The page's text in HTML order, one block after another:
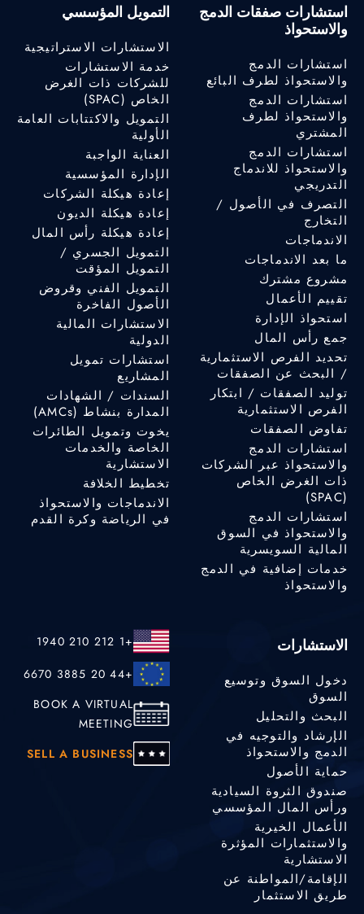
استشارات صفقات الدمج
والاستحواذ
استشارات الدمج
والاستحواذ لطرف البائع
استشارات الدمج
والاستحواذ لطرف
المشتري
استشارات الدمج
والاستحواذ للاندماج
التدريجي
التصرف في الأصول /
التخارج
الاندماجات
ما بعد الاندماجات
مشروع مشترك
تقييم الأعمال
استحواذ الإدارة
جمع رأس المال
تحديد الفرص الاستثمارية
/ البحث عن الصفقات
توليد الصفقات / ابتكار
الفرص الاستثمارية
تفاوض الصفقات
استشارات الدمج
والاستحواذ عبر الشركات
ذات الغرض الخاص
(SPAC)
استشارات الدمج
والاستحواذ في السوق
المالية السويسرية
خدمات إضافية في الدمج
والاستحواذ
التمويل المؤسسي
الاستشارات الاستراتيجية
خدمة الاستشارات
للشركات ذات الغرض
الخاص (SPAC)
التمويل والاكتتابات العامة
الأولية
العناية الواجبة
الإدارة المؤسسية
إعادة هيكلة الشركات
إعادة هيكلة الديون
إعادة هيكلة رأس المال
التمويل الجسري /
التمويل المؤقت
التمويل الفني وقروض
الأصول الفاخرة
الاستشارات المالية
الدولية
استشارات تمويل
المشاريع
السندات / الشهادات
المدارة بنشاط (AMCs)
يخوت وتمويل الطائرات
الخاصة والخدمات
الاستشارية
تخطيط الخلافة
الاندماجات والاستحواذ
في الرياضة وكرة القدم
الاستشارات
دخول السوق وتوسيع
السوق
البحث والتحليل
الإرشاد والتوجيه في
الدمج والاستحواذ
حماية الأصول
صندوق الثروة السيادية
ورأس المال المؤسسي
الأعمال الخيرية
والاستثمارات المؤثرة
الاستشارية
الإقامة/المواطنة عن
طريق الاستثمار
+1 212 210 1940
+44 20 3885 6670
BOOK A VIRTUAL
MEETING
SELL A BUSINESS